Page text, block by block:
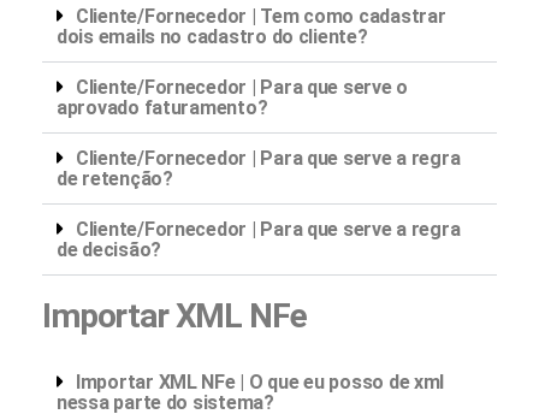
Cliente/Fornecedor | Tem como cadastrar
dois emails no cadastro do cliente?
Cliente/Fornecedor | Para que serve o
aprovado faturamento?
Cliente/Fornecedor | Para que serve a regra
de retenção?
Cliente/Fornecedor | Para que serve a regra
de decisão?
Importar XML NFe
Importar XML NFe | O que eu posso de xml
nessa parte do sistema?